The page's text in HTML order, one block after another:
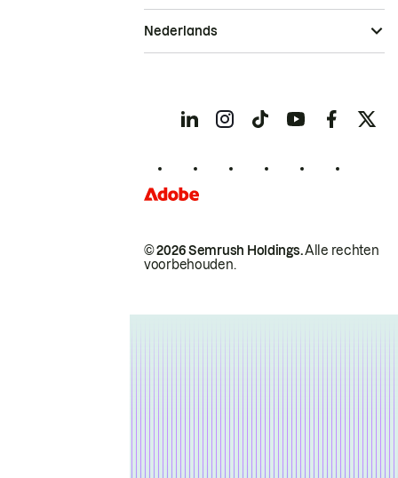
© 2026 Semrush Holdings.Alle rechten
voorbehouden.
Nederlands